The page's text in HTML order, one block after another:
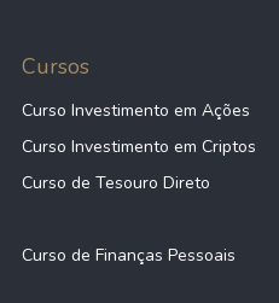
Cursos
Curso Investimento em Ações
Curso Investimento em Criptos
Curso de Tesouro Direto
Curso de Finanças Pessoais